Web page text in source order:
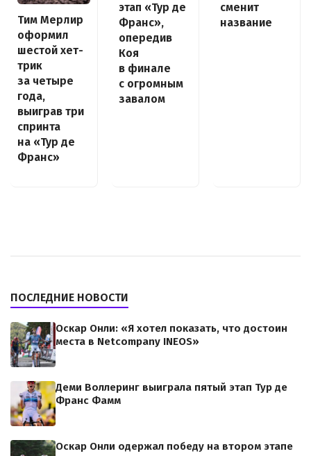
Тим Мерлир
оформил
шестой хет-
трик
за четыре
года,
выиграв три
спринта
на «Тур де
Франс»
этап «Тур де
Франс»,
опередив
Коя
в финале
с огромным
завалом
сменит
название
ПОСЛЕДНИЕ НОВОСТИ
Оскар Онли: «Я хотел показать, что достоин
места в Netcompany INEOS»
Деми Воллеринг выиграла пятый этап Тур де
Франс Фамм
Оскар Онли одержал победу на втором этапе